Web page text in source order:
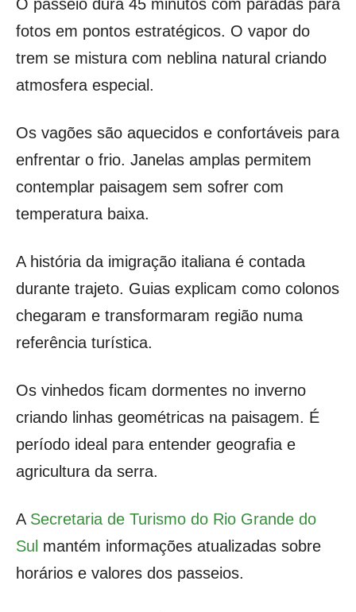
O passeio dura 45 minutos com paradas para
fotos em pontos estratégicos. O vapor do
trem se mistura com neblina natural criando
atmosfera especial.
Os vagões são aquecidos e confortáveis para
enfrentar o frio. Janelas amplas permitem
contemplar paisagem sem sofrer com
temperatura baixa.
A história da imigração italiana é contada
durante trajeto. Guias explicam como colonos
chegaram e transformaram região numa
referência turística.
Os vinhedos ficam dormentes no inverno
criando linhas geométricas na paisagem. É
período ideal para entender geografia e
agricultura da serra.
A Secretaria de Turismo do Rio Grande do
Sul mantém informações atualizadas sobre
horários e valores dos passeios.